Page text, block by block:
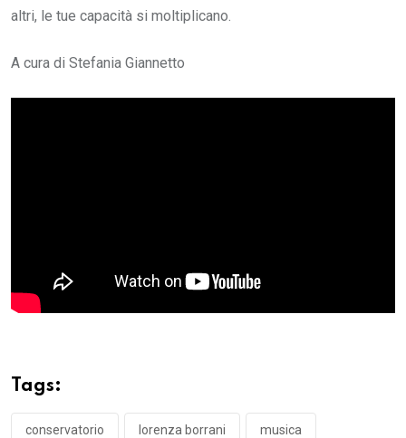
altri, le tue capacità si moltiplicano.
A cura di Stefania Giannetto
Tags:
conservatorio lorenza borrani musica